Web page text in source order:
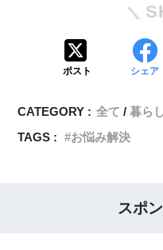
ポスト シェア
CATEGORY : 全て
暮ら
TAGS :
お悩み解決
スポ